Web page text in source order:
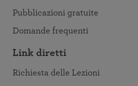
Pubblicazioni gratuite
Domande frequenti
Link diretti
Richiesta delle Lezioni